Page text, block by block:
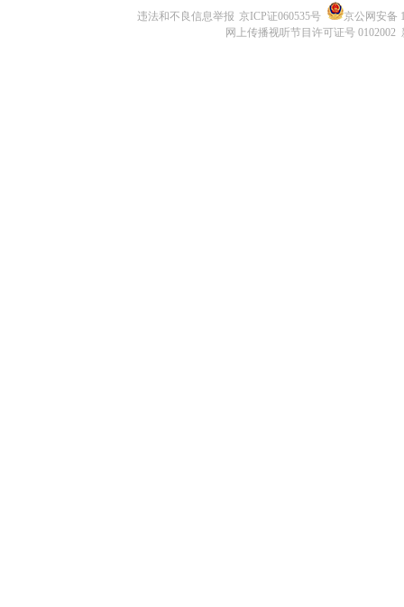
违法和不良信息举报 京ICP证060535号
京公网安备
网上传播视听节目许可证号 0102002